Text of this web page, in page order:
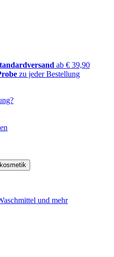
ab € 39,90
zu jeder Bestellung
und mehr